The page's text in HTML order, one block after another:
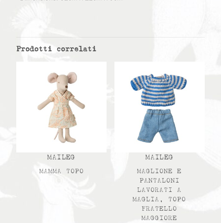
Prodotti correlati
MAILEG
MAMMA TOPO
MAILEG
MAGLIONE E
PANTALONI
LAVORATI A
MAGLIA, TOPO
FRATELLO
MAGGIORE